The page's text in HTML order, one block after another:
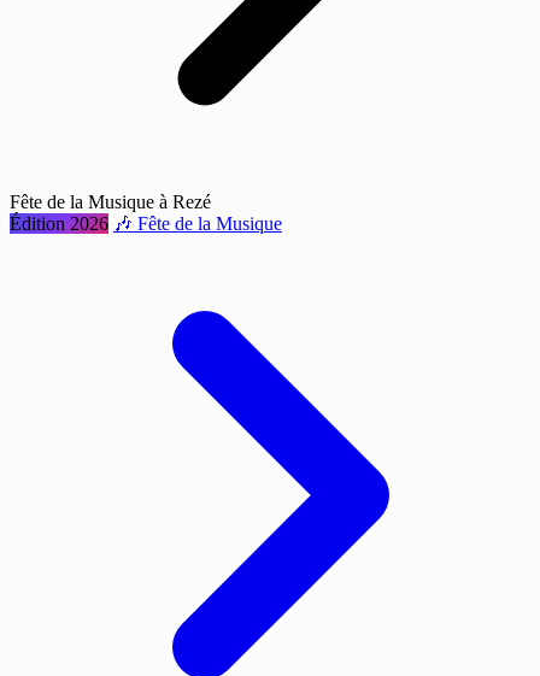
Fête de la Musique à Rezé
Édition 2026 🎶 Fête de la Musique